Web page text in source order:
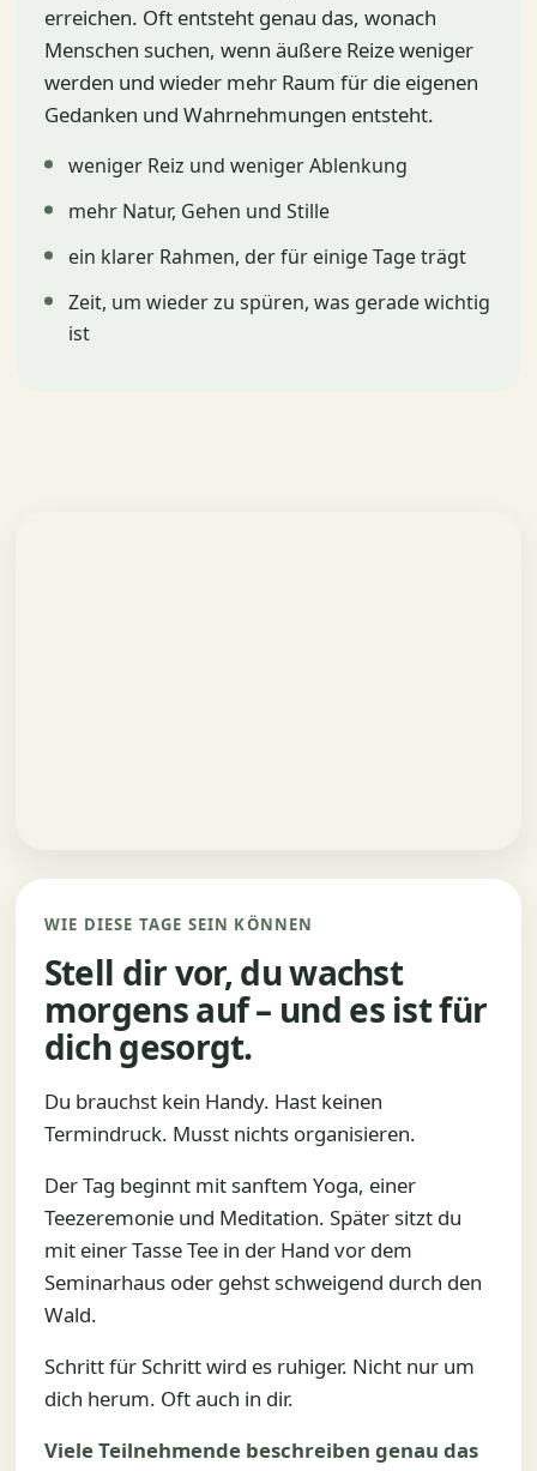
erreichen. Oft entsteht genau das, wonach
Menschen suchen, wenn äußere Reize weniger
werden und wieder mehr Raum für die eigenen
Gedanken und Wahrnehmungen entsteht.
weniger Reiz und weniger Ablenkung
mehr Natur, Gehen und Stille
ein klarer Rahmen, der für einige Tage trägt
Zeit, um wieder zu spüren, was gerade wichtig
ist
WIE DIESE TAGE SEIN KÖNNEN
Stell dir vor, du wachst
morgens auf – und es ist für
dich gesorgt.
Du brauchst kein Handy. Hast keinen
Termindruck. Musst nichts organisieren.
Der Tag beginnt mit sanftem Yoga, einer
Teezeremonie und Meditation. Später sitzt du
mit einer Tasse Tee in der Hand vor dem
Seminarhaus oder gehst schweigend durch den
Wald.
Schritt für Schritt wird es ruhiger. Nicht nur um
dich herum. Oft auch in dir.
Viele Teilnehmende beschreiben genau das